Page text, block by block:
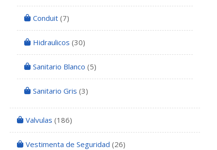
Conduit (7)
Hidraulicos (30)
Sanitario Blanco (5)
Sanitario Gris (3)
Valvulas (186)
Vestimenta de Seguridad (26)